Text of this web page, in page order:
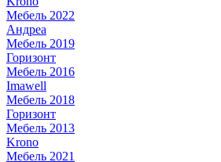
Мебель 2022
Андреа
Мебель 2019
Горизонт
Мебель 2016
Imawell
Мебель 2018
Горизонт
Мебель 2013
Krono
Мебель 2021